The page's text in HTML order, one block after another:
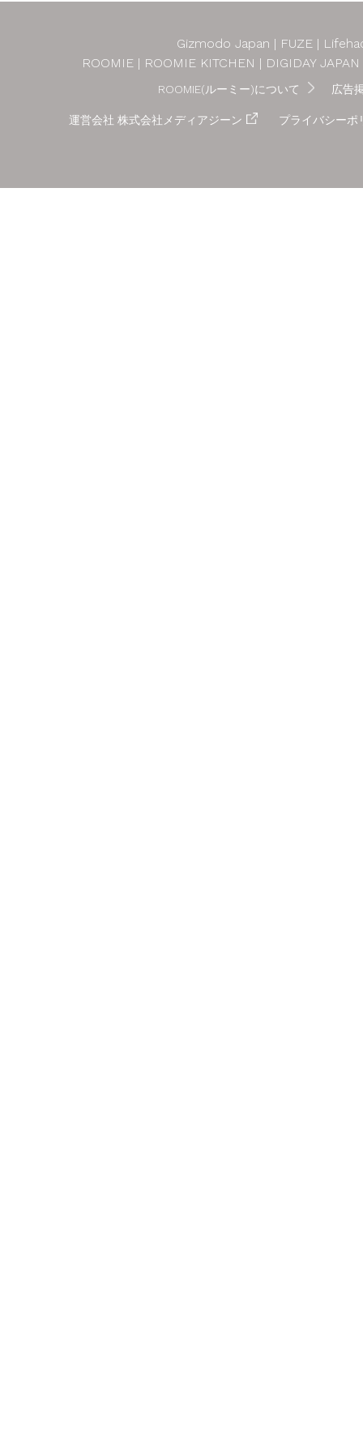
Gizmodo Japan FUZE
ROOMIE
ROOMIE KITCHEN DIGIDAY JAPAN
ROOMIE(ルーミー)について 広告
運営会社 株式会社メディアジーン プライバシーポ